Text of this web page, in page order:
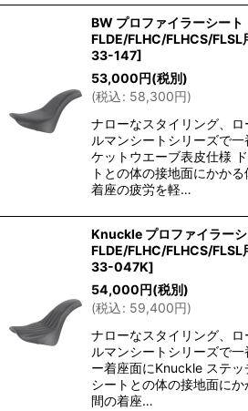
BW プロファイラーシート
FLDE/FLHC/FLHCS/FLSL
33-147]
53,000円(税別)
(税込: 58,300円)
ナローなスタイリング、
ルマンシートシリーズで
ケットウエーブ表皮仕様
トとの体の接地面にかか
着座の疲労を軽…
Knuckle プロファイラーシ
FLDE/FLHC/FLHCS/FLSL
33-047K]
54,000円(税別)
(税込: 59,400円)
ナローなスタイリング、
ルマンシートシリーズで
ー着座面にKnuckle ステ
シートとの体の接地面に
間の着座…